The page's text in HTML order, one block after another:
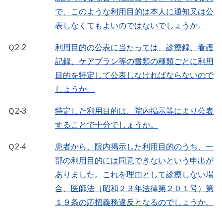
で、このような利用目的は本人に通知又は公
表しなくてもよいのではないでしょうか。
Ｑ2-2
利用目的の公表に当たっては、診療録、看護
記録、ケアプラン等の書類の種類ごとに利用
目的を特定して公表しなければならないので
しょうか。
Ｑ2-3
特定した利用目的は、院内掲示等により公表
することで十分でしょうか。
Ｑ2-4
患者から、院内掲示した利用目的のうち、一
部の利用目的には同意できないという申出が
ありました。これを理由として診療しない場
合、医師法（昭和２３年法律第２０１号）第
１９条の応招義務違反となるのでしょうか。